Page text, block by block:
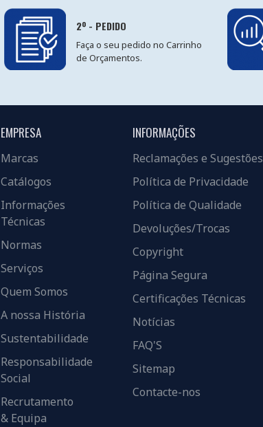
2º - PEDIDO
Faça o seu pedido no Carrinho
de Orçamentos.
EMPRESA
Marcas
Catálogos
Informações
Técnicas
Normas
Serviços
Quem Somos
A nossa História
Sustentabilidade
Responsabilidade
Social
Recrutamento
& Equipa
INFORMAÇÕES
Reclamações e Sugestões
Política de Privacidade
Política de Qualidade
Devoluções/Trocas
Copyright
Página Segura
Certificações Técnicas
Notícias
FAQ'S
Sitemap
Contacte-nos